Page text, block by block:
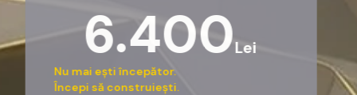
6.400Lei
Nu mai ești începător.
Începi să construiești.